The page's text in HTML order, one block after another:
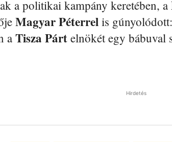
a politikai kampány keretében, a
Magyar Péterrel is
a Tisza Párt elnökét egy bábuval
Hirdetés